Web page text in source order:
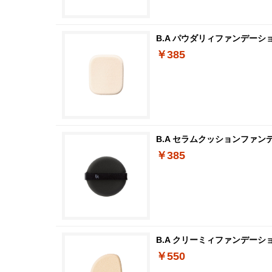
B.A パウダリィファンデーシ
￥385
B.A セラムクッションファン
￥385
B.A クリーミィファンデーシ
￥550